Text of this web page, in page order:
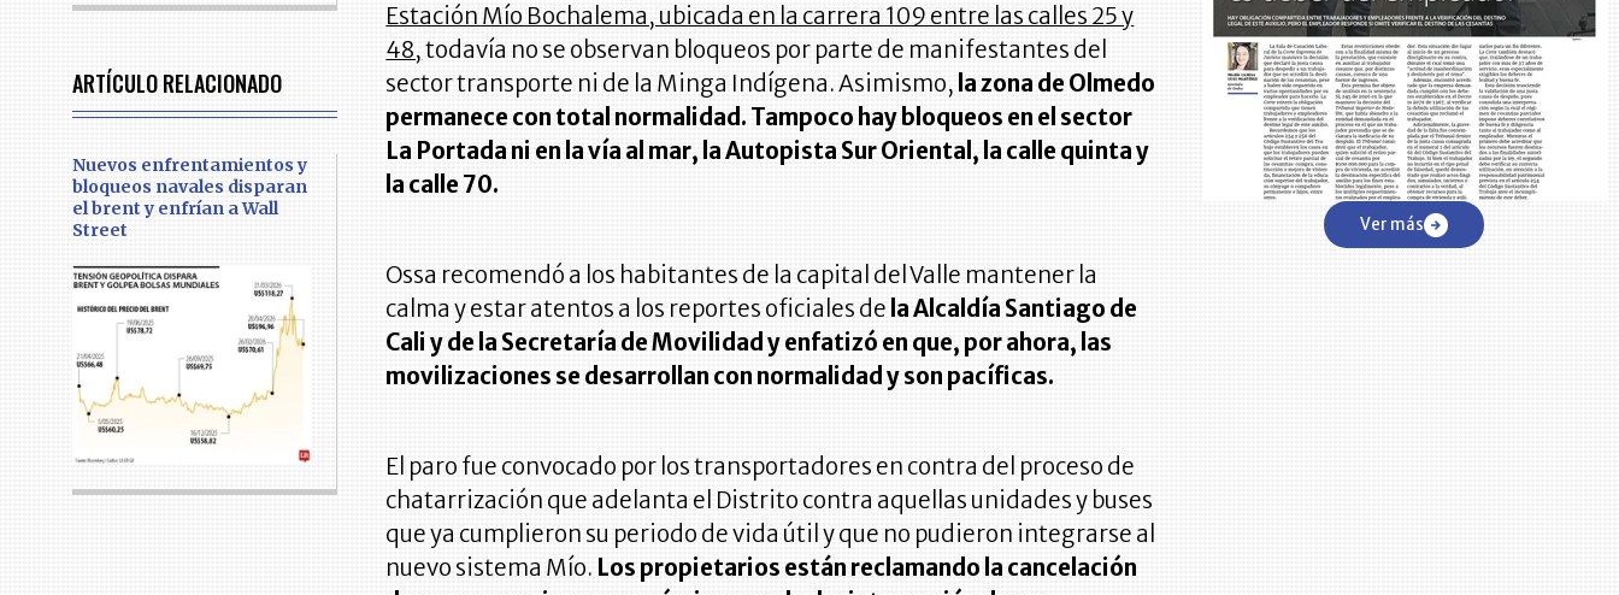
ARTÍCULO RELACIONADO
Nuevos enfrentamientos y
bloqueos navales disparan
el brent y enfrían a Wall
Street
Estación Mío Bochalema, ubicada en la carrera 109 entre las calles 25 y
48,todavía no se observan bloqueos por parte de manifestantes del
sector transporte ni de la Minga Indígena. Asimismo, la zona de Olmedo
permanece con total normalidad. Tampoco hay bloqueos en el sector
La Portada ni en la vía al mar, la Autopista Sur Oriental, la calle quinta y
la calle 70.
Ossa recomendó a los habitantes de la capital del Valle mantener la
calma y estar atentos a los reportes oficiales de la Alcaldía Santiago de
Cali y de la Secretaría de Movilidad y enfatizó en que, por ahora, las
movilizaciones se desarrollan con normalidad y son pacíficas.
El paro fue convocado por los transportadores en contra del proceso de
chatarrización que adelanta el Distrito contra aquellas unidades y buses
que ya cumplieron su periodo de vida útil y que no pudieron integrarse al
nuevo sistema Mío. Los propietarios están reclamando la cancelación
Ver más